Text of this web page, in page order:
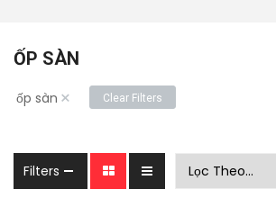
ỐP SÀN
ốp sàn × Clear Filters
Filters